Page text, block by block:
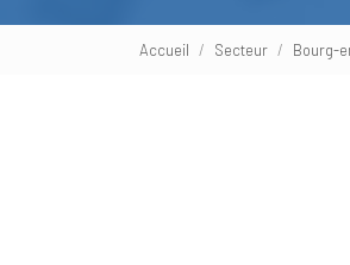
Accueil Secteur Bourg-